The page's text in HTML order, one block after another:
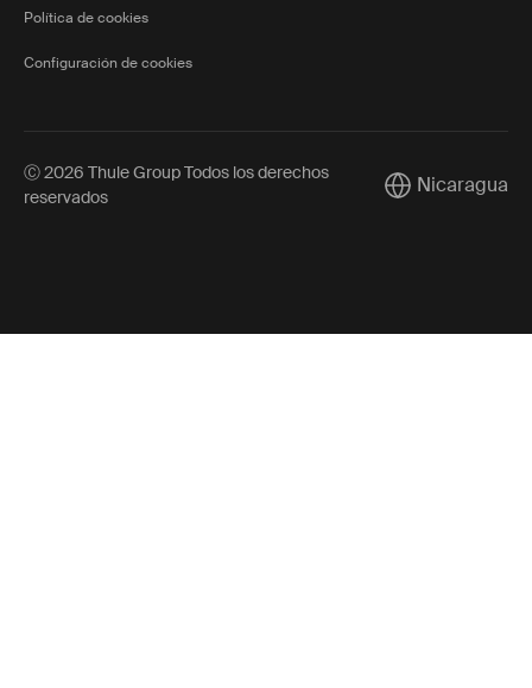
Política de cookies
Configuración de cookies
Ⓒ 2026 Thule Group Todos los derechos
reservados
Current market/
Nicaragua